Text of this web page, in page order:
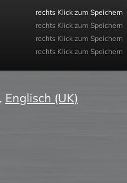
rechts Klick zum Speichern
rechts Klick zum Speichern
rechts Klick zum Speichern
rechts Klick zum Speichern
, Englisch (UK)